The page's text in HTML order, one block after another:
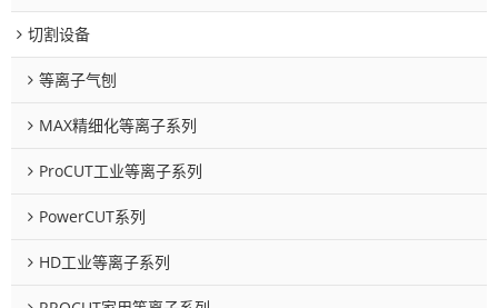
切割设备
等离子气刨
MAX精细化等离子系列
ProCUT工业等离子系列
PowerCUT系列
HD工业等离子系列